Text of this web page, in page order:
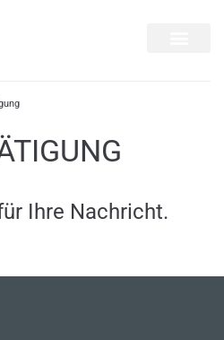
Ihre Nachricht.